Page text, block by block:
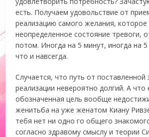
есть. Получаем удовольствие от
реализацию самого желания, которое
неопределенное состояние тревоги,
потом. Иногда на 5 минут, иногда на
что и навсегда.
Случается, что путь от поставленной
реализации невероятно долгий. А что
обозначенная цель вообще
женитьба на уже женатом Киану
тебя нет ни одно го общего
согласно здравому смыслу и теории